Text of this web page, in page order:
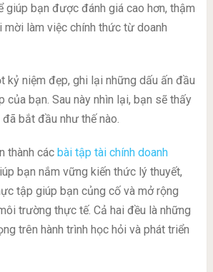
giúp bạn được đánh giá cao hơn, thậm
làm việc chính thức từ doanh
kỷ niệm đẹp, ghi lại những dấu ấn đầu
của bạn. Sau này nhìn lại, bạn sẽ thấy
đã bắt đầu như thế nào.
thành các bài tập tài chính doanh
bạn nắm vững kiến thức lý thuyết,
tập giúp bạn củng cố và mở rộng
trường thực tế. Cả hai đều là những
trên hành trình học hỏi và phát triển